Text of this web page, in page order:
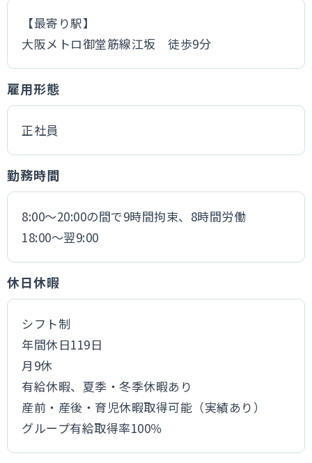
【最寄り駅】
大阪メトロ御堂筋線江坂 徒歩9分
雇用形態
正社員
勤務時間
8:00〜20:00の間で9時間拘束、8時間労働
18:00～翌9:00
休日休暇
シフト制
年間休日119日
月9休
有給休暇、夏季・冬季休暇あり
産前・産後・育児休暇取得可能（実績あり）
グループ有給取得率100％